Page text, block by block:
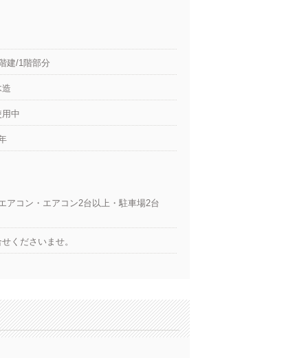
建/1階部分
造
用中
アコン・エアコン2台以上・駐車場2台
くださいませ。